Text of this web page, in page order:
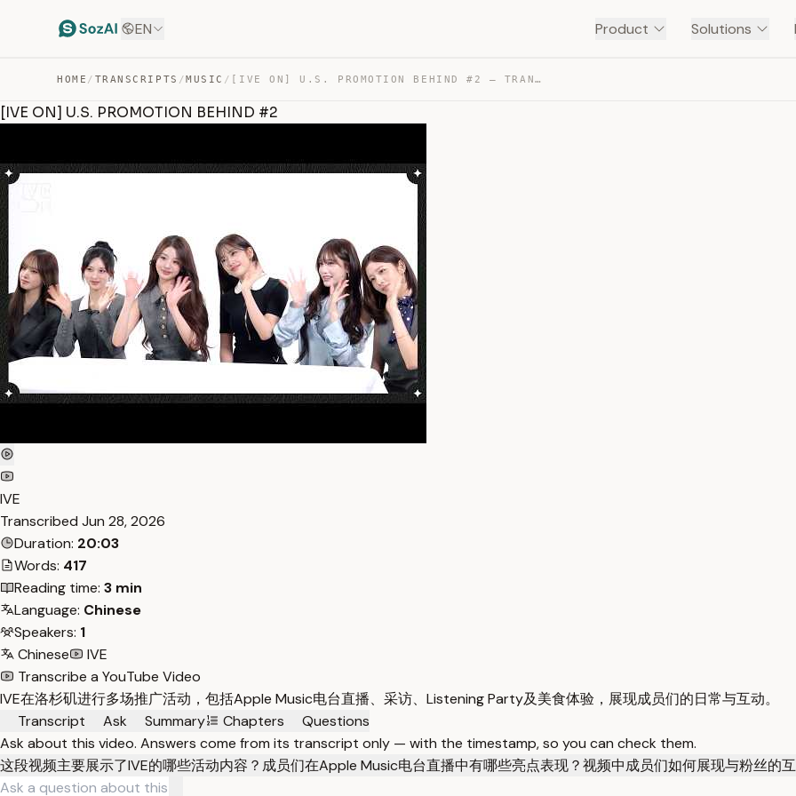
EN Product Solutions
HOME / TRANSCRIPTS /MUSIC / [IVE ON] U.S. PROMOTION BEHIND #2 — TRANSCRIPT
[IVE ON] U.S. PROMOTION BEHIND #2
IVE
Transcribed Jun 28, 2026
Duration: 20:03
Words: 417
Reading time: 3 min
Language: Chinese
Speakers: 1
Chinese
IVE
Transcribe a YouTube Video
IVE在洛杉矶进行多场推广活动，包括Apple Music电台直播、采访、Listening Party及美食体验，展现成员们的日常与互动。
Transcript
Ask Summary Chapters
Questions
Ask about this video. Answers come from its transcript only — with the timestamp, so you can check them.
这段视频主要展示了IVE的哪些活动内容？ 成员们在Apple Music电台直播中有哪些亮点表现？视频中成员们如何展现与粉丝的